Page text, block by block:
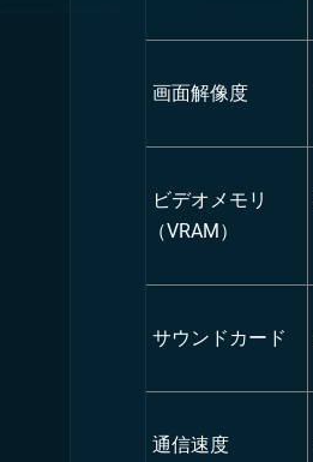
画面解像度
ビデオメモリ
（VRAM）
サウンドカード
通信速度